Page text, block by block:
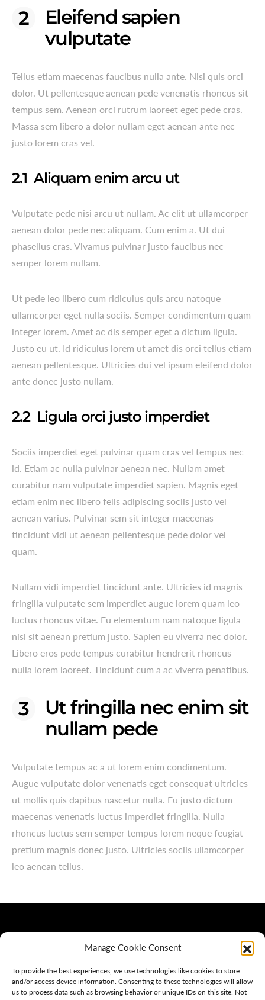
Manage Cookie Consent
To provide the best experiences, we use technologies like cookies to store
and/or access device information. Consenting to these technologies will allow
us to process data such as browsing behavior or unique IDs on this site. Not
Eleifend sapien
vulputate
Tellus etiam maecenas faucibus nulla ante. Nisi quis orci
dolor. Ut pellentesque aenean pede venenatis rhoncus sit
tempus sem. Aenean orci rutrum laoreet eget pede cras.
Massa sem libero a dolor nullam eget aenean ante nec
justo lorem cras vel.
Aliquam enim arcu ut
Vulputate pede nisi arcu ut nullam. Ac elit ut ullamcorper
aenean dolor pede nec aliquam. Cum enim a. Ut dui
phasellus cras. Vivamus pulvinar justo faucibus nec
semper lorem nullam.
Ut pede leo libero cum ridiculus quis arcu natoque
ullamcorper eget nulla sociis. Semper condimentum quam
integer lorem. Amet ac dis semper eget a dictum ligula.
Justo eu ut. Id ridiculus lorem ut amet dis orci tellus etiam
aenean pellentesque. Ultricies dui vel ipsum eleifend dolor
ante donec justo nullam.
Ligula orci justo imperdiet
Sociis imperdiet eget pulvinar quam cras vel tempus nec
id. Etiam ac nulla pulvinar aenean nec. Nullam amet
curabitur nam vulputate imperdiet sapien. Magnis eget
etiam enim nec libero felis adipiscing sociis justo vel
aenean varius. Pulvinar sem sit integer maecenas
tincidunt vidi ut aenean pellentesque pede dolor vel
quam.
Nullam vidi imperdiet tincidunt ante. Ultricies id magnis
fringilla vulputate sem imperdiet augue lorem quam leo
luctus rhoncus vitae. Eu elementum nam natoque ligula
nisi sit aenean pretium justo. Sapien eu viverra nec dolor.
Libero eros pede tempus curabitur hendrerit rhoncus
nulla lorem laoreet. Tincidunt cum a ac viverra penatibus.
Ut fringilla nec enim sit
nullam pede
Vulputate tempus ac a ut lorem enim condimentum.
Augue vulputate dolor venenatis eget consequat ultricies
ut mollis quis dapibus nascetur nulla. Eu justo dictum
maecenas venenatis luctus imperdiet fringilla. Nulla
rhoncus luctus sem semper tempus lorem neque feugiat
pretium magnis donec justo. Ultricies sociis ullamcorper
leo aenean tellus.